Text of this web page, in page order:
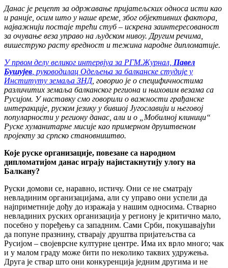
Данас је рецепт за одржавање пријатељских односа исти као
и раније, осим што у наше време, због објективних фактора,
најважнији постаје трећи стуб – искрена заинтересованост
за очување веза управо на људском нивоу. Другим речима,
вишеструко расту вредност и тежина народне дипломатије.
У првом делу великог интервјуа за РГМ.Журнал, Павел
Бушујев , руководилац Одељења за балканске студије у
Институту земаља ЗНД, говорио је о специфичностима
различитих земаља балканског региона и њиховим везама са
Русијом. У наставку смо говорили о важности грађанске
интеракције, руском језику у бившој Југославији и његовој
популарности у региону данас, али и о „Мобилној клиници“
Руске хуманитарне мисије као примерном друштвеном
пројекту за српско становништво.
Које руске организације, повезане са народном
дипломатијом данас играју најистакнутију улогу на
Балкану?
Руски домови се, наравно, истичу. Они се не сматрају
невладиним организацијама, али су управо они успели да
најприметније дођу до изражаја у нашим односима. Стварно
невладиних руских организација у региону је критично мало,
посебно у поређењу са западним. Сами Срби, покушавајући
да попуне празнину, стварају друштва пријатељства са
Русијом – својеврсне културне центре. Има их врло много; чак
и у малом граду може бити по неколико таквих удружења.
Друга је ствар што они конкуренција једним другима и не